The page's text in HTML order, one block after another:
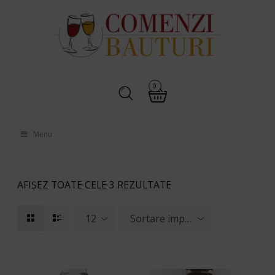
0
Menu
AFIȘEZ TOATE CELE 3 REZULTATE
12 Sortare implicită